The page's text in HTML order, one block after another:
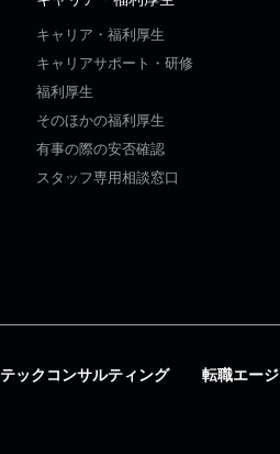
キャリア・福利厚生
キャリアサポート・研修
福利厚生
そのほかの福利厚生
有事の際の安否確認
スタッフ専用相談窓口
テックコンサルティング 転職エー